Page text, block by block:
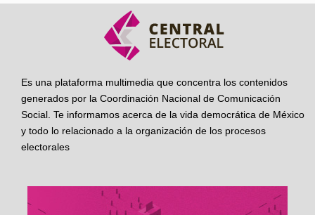
Es una plataforma multimedia que concentra los contenidos
generados por la Coordinación Nacional de Comunicación
Social. Te informamos acerca de la vida democrática de México
y todo lo relacionado a la organización de los procesos
electorales